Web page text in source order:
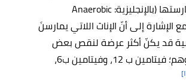
البقاء في ممارستها (بالإنجليزية: Anaerobic
الإشارة إلى أنّ الإناث اللاتي يمارسنَ
قد يكنّ أكثر عرضة لنقص بعض
ف
يتامين ب 12، وفيتامين ب6،